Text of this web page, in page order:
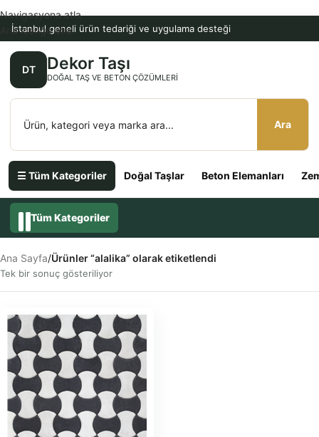
İstanbul geneli ürün tedariği ve uygulama desteği
DT Dekor Taşı
DOĞAL TAŞ VE BETON ÇÖZÜMLERI
Ara
☰ Tüm Kategoriler Doğal Taşlar Beton Elemanları
Navigasyona atla
Ana içeriğe atla
Tüm Kategoriler
Ana Sayfa/Ürünler “alalika” olarak etiketlendi
Tek bir sonuç gösteriliyor